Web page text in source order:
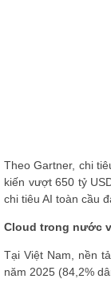
Theo Gartner, chi
kiến vượt 650 tỷ
chi tiêu AI toàn cầu
Cloud trong nước
Tại Việt Nam, nền
năm 2025 (84,2%